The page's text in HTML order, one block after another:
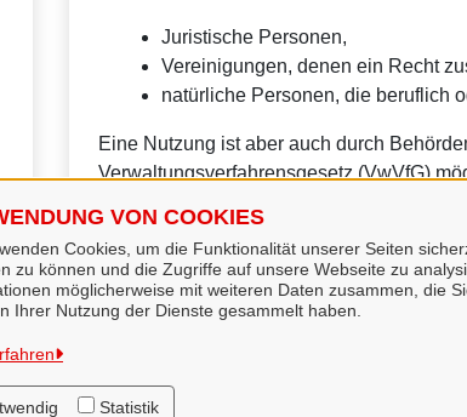
VON COOKIES
Cookies, um die Funktionalität unserer Seiten
zu können und die Zugriffe auf unsere Webseite zu
möglicherweise mit weiteren Daten zusammen, die
Ihrer Nutzung der Dienste gesammelt haben.
Statistik
Juristische Personen,
Vereinigungen, denen ein Recht
natürliche Personen, die beruflich
Eine Nutzung ist aber auch durch
Verwaltungsverfahrensgesetz (VwVfG)